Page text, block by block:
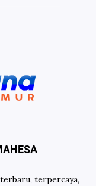
terpercaya,